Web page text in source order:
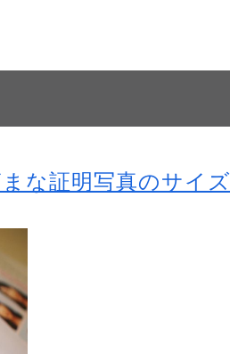
な証明写真のサイズ